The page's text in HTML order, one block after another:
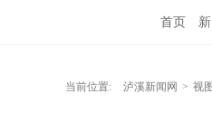
首页
当前位置: 泸溪新闻网 > 视图